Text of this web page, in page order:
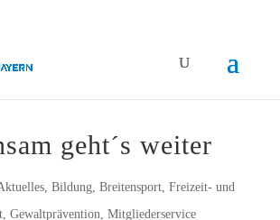
geht´s weiter
, Bildung, Breitensport, Freizeit- und
, Gewaltprävention, Mitgliederservice